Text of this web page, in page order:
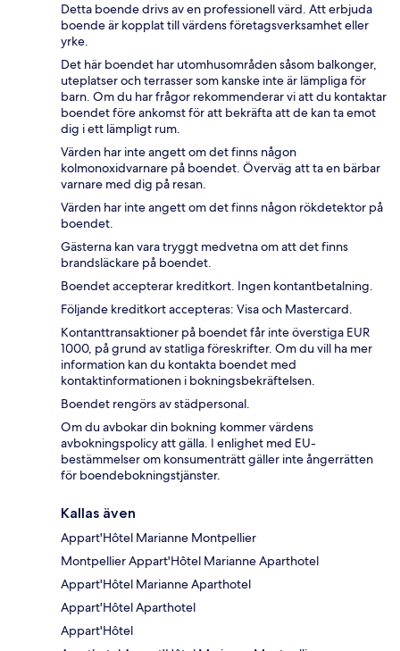
Detta boende drivs av en professionell värd. Att erbjuda
boende är kopplat till värdens företagsverksamhet eller
yrke.
Det här boendet har utomhusområden såsom balkonger,
uteplatser och terrasser som kanske inte är lämpliga för
barn. Om du har frågor rekommenderar vi att du kontaktar
boendet före ankomst för att bekräfta att de kan ta emot
dig i ett lämpligt rum.
Värden har inte angett om det finns någon
kolmonoxidvarnare på boendet. Överväg att ta en bärbar
varnare med dig på resan.
Värden har inte angett om det finns någon rökdetektor på
boendet.
Gästerna kan vara tryggt medvetna om att det finns
brandsläckare på boendet.
Boendet accepterar kreditkort. Ingen kontantbetalning.
Följande kreditkort accepteras: Visa och Mastercard.
Kontanttransaktioner på boendet får inte överstiga EUR
1000, på grund av statliga föreskrifter. Om du vill ha mer
information kan du kontakta boendet med
kontaktinformationen i bokningsbekräftelsen.
Boendet rengörs av städpersonal.
Om du avbokar din bokning kommer värdens
avbokningspolicy att gälla. I enlighet med EU-
bestämmelser om konsumenträtt gäller inte ångerrätten
för boendebokningstjänster.
Kallas även
Appart'Hôtel Marianne Montpellier
Montpellier Appart'Hôtel Marianne Aparthotel
Appart'Hôtel Marianne Aparthotel
Appart'Hôtel Aparthotel
Appart'Hôtel